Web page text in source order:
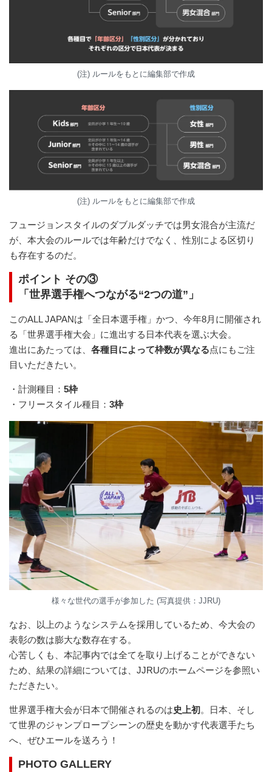
(注) ルールをもとに編集部で作成
(注) ルールをもとに編集部で作成
フュージョンスタイルのダブルダッチでは男女混合が主流だ
が、本大会のルールでは年齢だけでなく、性別による区切り
も存在するのだ。
ポイント その③
「世界選手権へつながる“2つの道” 」
このALL JAPANは「全日本選手権」かつ、今年8月に開催され
る「世界選手権大会」に進出する日本代表を選ぶ大会。
進出にあたっては、 各種目によって枠数が異なる点にもご注
目いただきたい。
・計測種目： 5枠
・フリースタイル種目： 3枠
様々な世代の選手が参加した (写真提供：JJRU)
なお、以上のようなシステムを採用しているため、今大会の
表彰の数は膨大な数存在する。
心苦しくも、本記事内では全てを取り上げることができない
ため、結果の詳細については、JJRUのホームページを参照い
ただきたい。
世界選手権大会が日本で開催されるのは史上初。日本、そし
て世界のジャンプロープシーンの歴史を動かす代表選手たち
へ、ぜひエールを送ろう！
PHOTO GALLERY